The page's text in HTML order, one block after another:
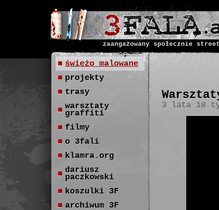
zaangażowany społecznie
3 lata 18
świeżo malowane
projekty
trasy
warsztaty
graffiti
filmy
o 3fali
klamra.org
dariusz
paczkowski
koszulki 3F
archiwum 3F